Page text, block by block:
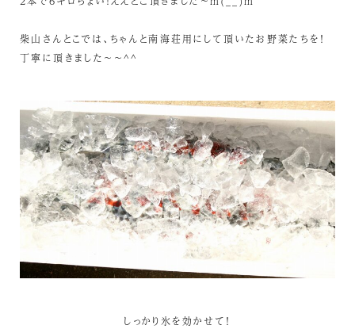
柴山さんとこでは、ちゃんと南海荘用にして頂いたお野菜たちを！
丁寧に頂きました～～^^
しっかり氷を効かせて！